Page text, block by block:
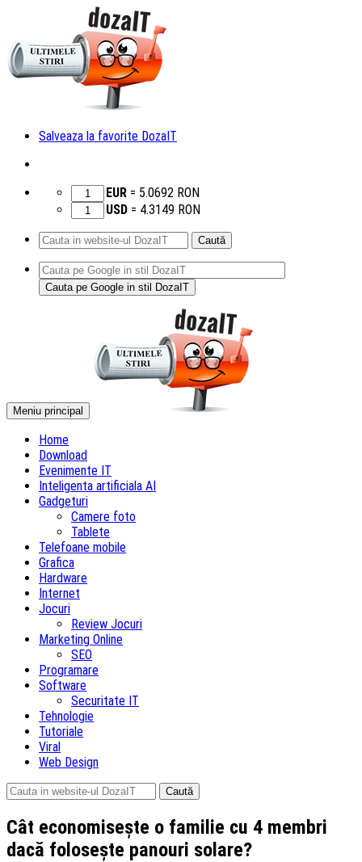
Salveaza la favorite DozaIT
EUR = 5.0692 RON
USD = 4.3149 RON
Caută
după:
Meniu principal
Home
Download
Evenimente IT
Inteligenta artificiala AI
Gadgeturi
Camere foto
Tablete
Telefoane mobile
Grafica
Hardware
Internet
Jocuri
Review Jocuri
Marketing Online
SEO
Programare
Software
Securitate IT
Tehnologie
Tutoriale
Viral
Web Design
Caută
după:
Cât economisește o familie cu 4 membri
dacă folosește panouri solare?